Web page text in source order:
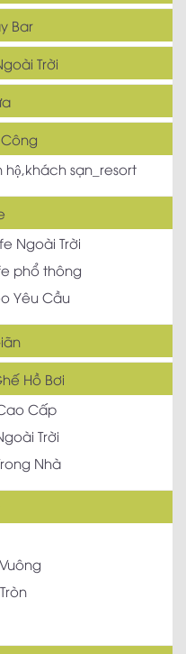
Bar
Trời
sạn_resort
Ngoài Trời
phổ thông
Yêu Cầu
Hồ Bơi
Cấp
Trời
Nhà